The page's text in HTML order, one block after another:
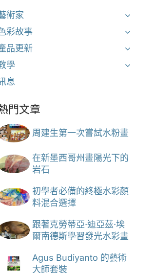
術家
彩故事
品更新
學
息
門文章
周建生第一次嘗試水粉畫
在新墨西哥州畫陽光下的
岩石
初學者必備的終極水彩顏
料混合選擇
跟著克勞蒂亞·迪亞茲·埃
爾南德斯學習發光水彩畫
Agus Budiyanto 的藝術
大師套裝